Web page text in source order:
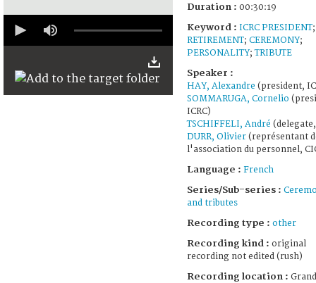
seconds
Duration : 00:30:19
Keyword : ICRC PRESIDENT;
RETIREMENT; CEREMONY;
PERSONALITY;TRIBUTE
Speaker :
HAY, Alexandre (president,
SOMMARUGA, Cornelio
ICRC)
TSCHIFFELI, André (delegate,
DURR, Olivier(représentant
l'association du personnel,
Language : French
Series/Sub-series :
and tributes
Recording type : other
Recording kind : original
recording not edited (rush)
Recording location :